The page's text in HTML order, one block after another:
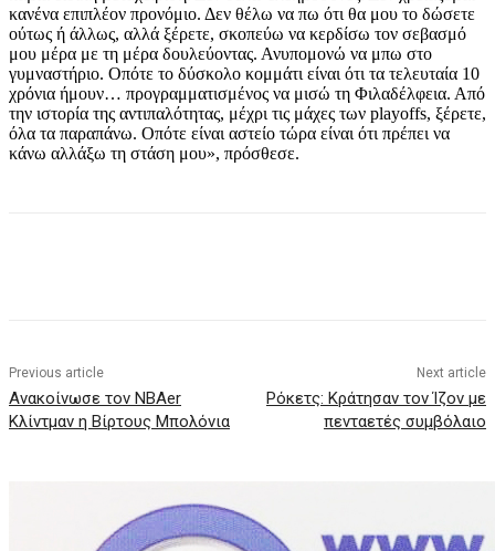
κανένα επιπλέον προνόμιο. Δεν θέλω να πω ότι θα μου το δώσετε
ούτως ή άλλως, αλλά ξέρετε, σκοπεύω να κερδίσω τον σεβασμό
μου μέρα με τη μέρα δουλεύοντας. Ανυπομονώ να μπω στο
γυμναστήριο. Οπότε το δύσκολο κομμάτι είναι ότι τα τελευταία 10
χρόνια ήμουν… προγραμματισμένος να μισώ τη Φιλαδέλφεια. Από
την ιστορία της αντιπαλότητας, μέχρι τις μάχες των playoffs, ξέρετε,
όλα τα παραπάνω. Οπότε είναι αστείο τώρα είναι ότι πρέπει να
κάνω αλλάξω τη στάση μου», πρόσθεσε.
Previous article
Ανακοίνωσε τον NBAer
Κλίντμαν η Βίρτους Μπολόνια
Next article
Ρόκετς: Κράτησαν τον Ίζον με
πενταετές συμβόλαιο